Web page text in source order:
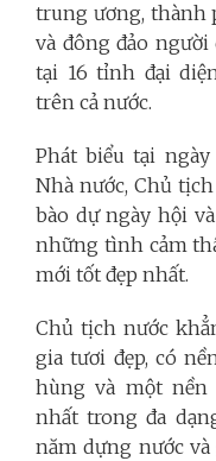
trung ương, thành
và đông đảo
tại 16 tỉnh đại
trên cả nước.
Phát biểu tại
Nhà nước, Chủ
bào dự ngày hội
những tình cảm
mới tốt đẹp nhất.
Chủ tịch nước
gia tươi đẹp, có
hùng và một nền
nhất trong đa
năm dựng nước và